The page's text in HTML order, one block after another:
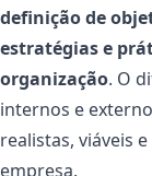
definição de
estratégias e
organização. O
internos e
realistas, viáveis
empresa.